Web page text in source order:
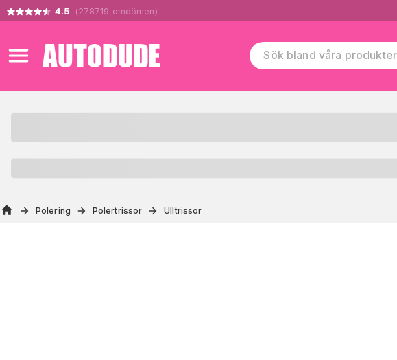
4.5 (278719 omdömen )
Polering Polertrissor Ulltrissor